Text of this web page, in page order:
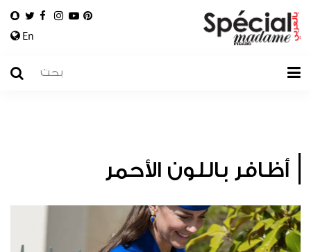
En
أظافر باللون الأحمر